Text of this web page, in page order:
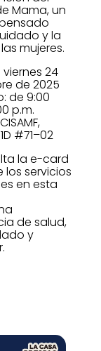
Mama, un
y la
mujeres.
viernes 24
de 2025
de 9:00
p.m.
#71–02
la e-card
servicios
en esta
de salud,
y